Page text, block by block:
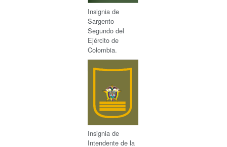
Insignia de
Sargento
Segundo del
Ejército de
Colombia.
Insignia de
Intendente de la